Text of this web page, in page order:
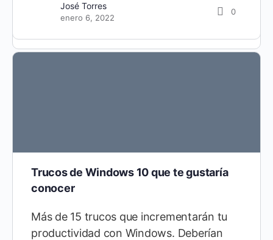
Diego Cárdenas
José Torres
enero 6, 2022
0
Trucos de Windows 10 que te gustaría
conocer
Más de 15 trucos que incrementarán tu
productividad con Windows. Deberían